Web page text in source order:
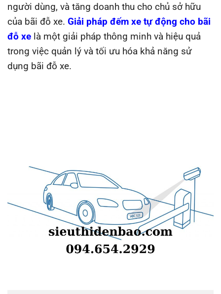
người dùng, và tăng doanh thu cho chủ sở hữu
của bãi đỗ xe. Giải pháp đếm xe tự động cho bãi
đỗ xe là một giải pháp thông minh và hiệu quả
trong việc quản lý và tối ưu hóa khả năng sử
dụng bãi đỗ xe.